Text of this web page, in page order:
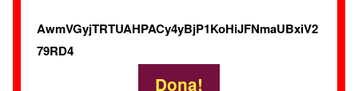
AwmVGyjTRTUAHPACy4yBjP1KoHiJFNmaUBxiV2
79RD4
Dona!